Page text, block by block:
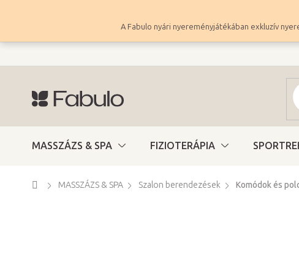
tartalomhoz
A Fabulo nyári nyereményjátékában exkluzív
MASSZÁZS & SPA FIZIOTERÁPIA
Kezdőlap
MASSZÁZS & SPA Szalon berendezések Komódok és